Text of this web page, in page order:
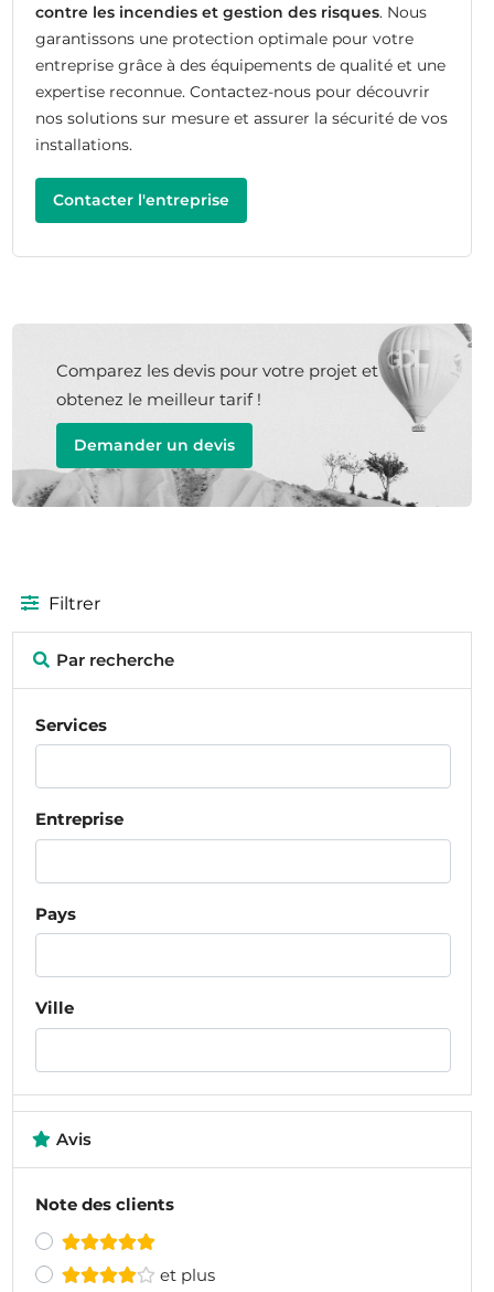
contre les incendies et gestion des risques. Nous
garantissons une protection optimale pour votre
entreprise grâce à des équipements de qualité et une
expertise reconnue. Contactez-nous pour découvrir
nos solutions sur mesure et assurer la sécurité de vos
installations.
Contacter l'entreprise
Comparez les devis pour votre projet et
obtenez le meilleur tarif !
Demander un devis
Filtrer
Par recherche
Services
Entreprise
Pays
Ville
Avis
Note des clients
et plus